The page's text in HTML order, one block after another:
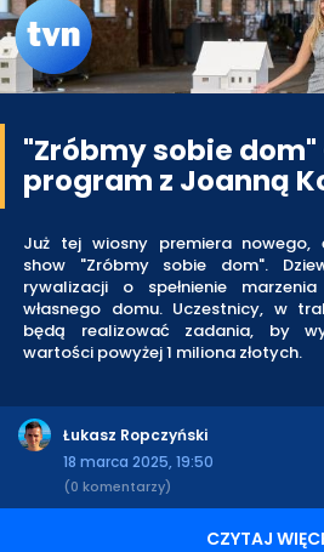
"Zróbmy sobie
program z Joanną
Już tej wiosny premiera nowego,
show "Zróbmy sobie dom".
rywalizacji o spełnienie
własnego domu. Uczestnicy, w
będą realizować zadania, by
wartości powyżej 1 miliona złotych.
Łukasz Ropczyński
18 marca 2025, 19:50
(0 komentarzy)
CZYTAJ